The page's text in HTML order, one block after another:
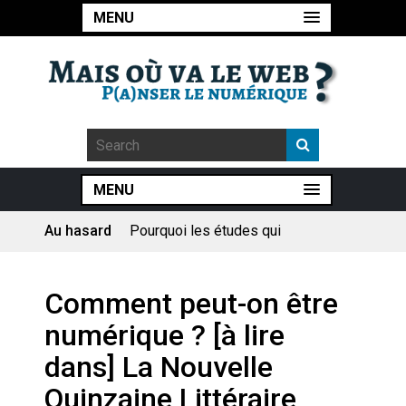
MENU
MENU
Au hasard
Pourquoi les études qui
prévoient la fin de l’emploi « à
cause » de l’IA se plantent-
Artemis II : objectif nul
Quand Mistral veut moraliser le
Comment peut-on être
numérique ? [à lire
dans] La Nouvelle
Quinzaine Littéraire